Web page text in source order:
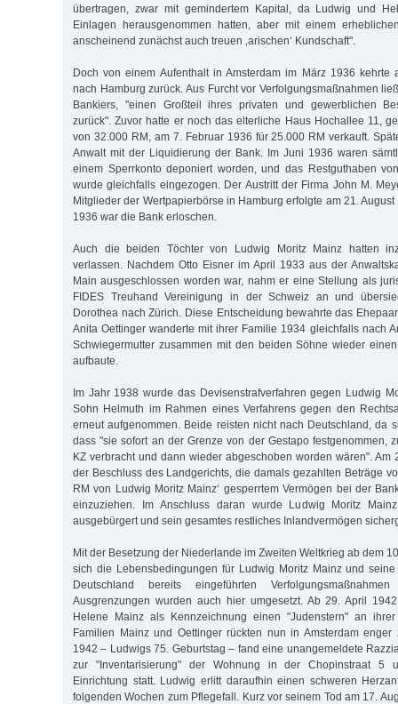
übertragen, zwar mit gemindertem Kapital, da Ludwig und
Einlagen herausgenommen hatten, aber mit einem
anscheinend zunächst auch treuen ‚arischen‘ Kundschaft".
Doch von einem Aufenthalt in Amsterdam im März 1936 kehrte
nach Hamburg zurück. Aus Furcht vor Verfolgungsmaßnahmen
Bankiers, "einen Großteil ihres privaten und gewerblichen
zurück". Zuvor hatte er noch das elterliche Haus Hochallee 11,
von 32.000 RM, am 7. Februar 1936 für 25.000 RM verkauft.
Anwalt mit der Liquidierung der Bank. Im Juni 1936 waren
einem Sperrkonto deponiert worden, und das Restguthaben
wurde gleichfalls eingezogen. Der Austritt der Firma John M.
Mitglieder der Wertpapierbörse in Hamburg erfolgte am 21.
1936 war die Bank erloschen.
Auch die beiden Töchter von Ludwig Moritz Mainz hatten
verlassen. Nachdem Otto Eisner im April 1933 aus der
Main ausgeschlossen worden war, nahm er eine Stellung als
FIDES Treuhand Vereinigung in der Schweiz an und
Dorothea nach Zürich. Diese Entscheidung bewahrte das
Anita Oettinger wanderte mit ihrer Familie 1934 gleichfalls nach
Schwiegermutter zusammen mit den beiden Söhne wieder
aufbaute.
Im Jahr 1938 wurde das Devisenstrafverfahren gegen Ludwig
Sohn Helmuth im Rahmen eines Verfahrens gegen den
erneut aufgenommen. Beide reisten nicht nach Deutschland, da
dass "sie sofort an der Grenze von der Gestapo festgenommen,
KZ verbracht und dann wieder abgeschoben worden wären". Am
der Beschluss des Landgerichts, die damals gezahlten Beträge
RM von Ludwig Moritz Mainz‘ gesperrtem Vermögen bei der
einzuziehen. Im Anschluss daran wurde Ludwig Moritz
ausgebürgert und sein gesamtes restliches Inlandvermögen
Mit der Besetzung der Niederlande im Zweiten Weltkrieg ab dem
sich die Lebensbedingungen für Ludwig Moritz Mainz und
Deutschland bereits eingeführten
Ausgrenzungen wurden auch hier umgesetzt. Ab 29. April
Helene Mainz als Kennzeichnung einen "Judenstern" an
Familien Mainz und Oettinger rückten nun in Amsterdam enger
1942 – Ludwigs 75. Geburtstag – fand eine unangemeldete
zur "Inventarisierung" der Wohnung in der Chopinstraat 5
Einrichtung statt. Ludwig erlitt daraufhin einen schweren
folgenden Wochen zum Pflegefall. Kurz vor seinem Tod am 17.